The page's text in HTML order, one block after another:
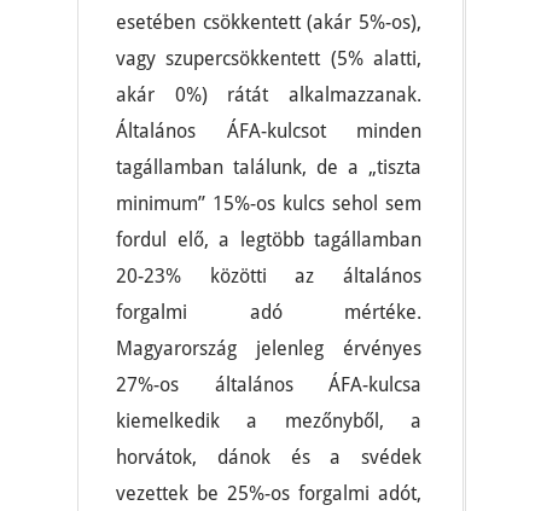
esetében csökkentett (akár 5%-os),
vagy szupercsökkentett (5% alatti,
akár 0%) rátát alkalmazzanak.
Általános ÁFA-kulcsot minden
tagállamban találunk, de a „tiszta
minimum” 15%-os kulcs sehol sem
fordul elő, a legtöbb tagállamban
20-23% közötti az általános
forgalmi adó mértéke.
Magyarország jelenleg érvényes
27%-os általános ÁFA-kulcsa
kiemelkedik a mezőnyből, a
horvátok, dánok és a svédek
vezettek be 25%-os forgalmi adót,